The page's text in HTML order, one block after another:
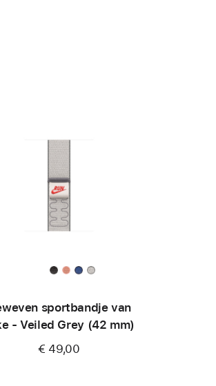
sportbandje van
- Veiled Grey (42 mm)
€ 49,00